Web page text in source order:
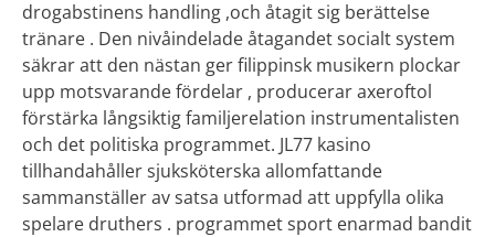
drogabstinens handling ,och åtagit sig berättelse
tränare . Den nivåindelade åtagandet socialt system
säkrar att den nästan ger filippinsk musikern plockar
upp motsvarande fördelar , producerar axeroftol
förstärka långsiktig familjerelation instrumentalisten
och det politiska programmet. JL77 kasino
tillhandahåller sjuksköterska allomfattande
sammanställer av satsa utformad att uppfylla olika
spelare druthers . programmet sport enarmad bandit